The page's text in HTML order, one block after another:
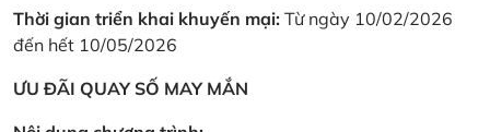
Thời gian triển khai khuyến mại: Từ ngày 10/02/2026
đến hết 10/05/2026
ƯU ĐÃI QUAY SỐ MAY MẮN